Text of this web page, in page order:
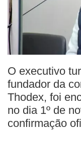
O executivo
fundador da
Thodex, foi
no dia 1º de
confirmação